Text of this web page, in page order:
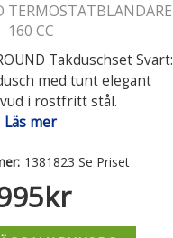
TERMOSTATBLANDARE
160 CC
Takduschset Svart:
med tunt elegant
i rostfritt stål.
Läs mer
1381823 Se Priset
kr